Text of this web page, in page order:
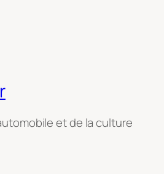
et de la culture